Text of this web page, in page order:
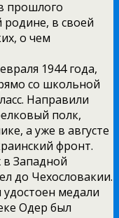
прошлого
родине, в своей
о чем
1944 года,
со школьной
Направили
полк,
а уже в августе
фронт.
в Западной
до Чехословакии.
медали
Одер был